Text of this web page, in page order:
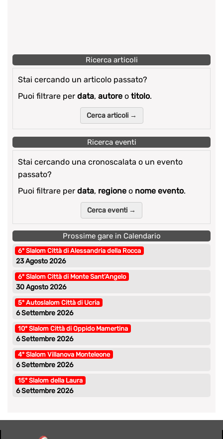
Ricerca articoli
Stai cercando un articolo passato?
Puoi filtrare per data, autore o titolo.
Cerca articoli →
Ricerca eventi
Stai cercando una cronoscalata o un evento
passato?
Puoi filtrare per data, regione o nome evento.
Cerca eventi →
Prossime gare in Calendario
6° Slalom Città di Alessandria della Rocca
23 Agosto 2026
6° Slalom Città di Monte Sant’Angelo
30 Agosto 2026
5° Autoslalom Città di Ucria
6 Settembre 2026
10° Slalom Città di Oppido Mamertina
6 Settembre 2026
4° Slalom Villanova Monteleone
6 Settembre 2026
15° Slalom della Laura
6 Settembre 2026